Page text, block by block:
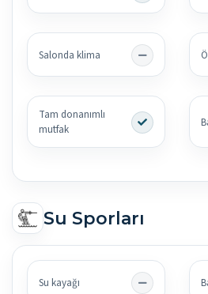
Salonda klima
Tam donanımlı
mutfak
Su Sporları
Su kayağı